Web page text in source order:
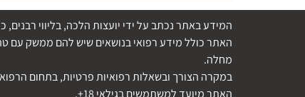
המידע באתר נכתב על ידי יועצות הלכה, בליווי
האתר כולל מידע רפואי בנושאים שיש להם ממשק עם
מחלה.
במקרה הצורך ובשאלות רפואיות פרטיות, בתחום